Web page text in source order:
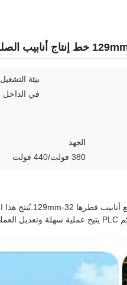
بيئة التشغيل
في الداخل
الجهد
380 فولت/440 فولت